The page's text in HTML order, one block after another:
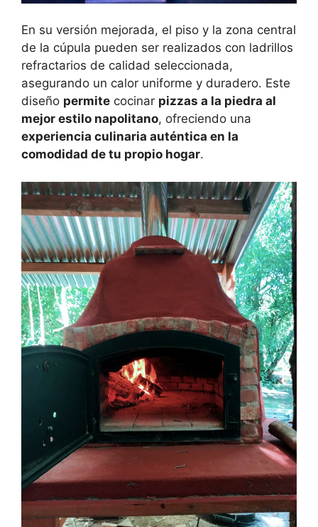
En su versión mejorada, el piso y la zona central
de la cúpula pueden ser realizados con ladrillos
refractarios de calidad seleccionada,
asegurando un calor uniforme y duradero. Este
diseño permite cocinar pizzas a la piedra al
mejor estilo napolitano, ofreciendo una
experiencia culinaria auténtica en la
comodidad de tu propio hogar.